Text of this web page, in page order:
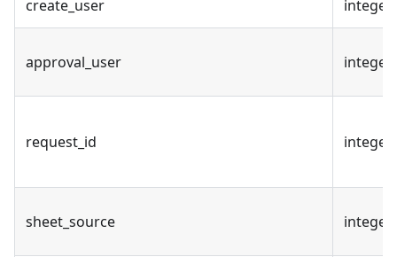
create_user integer
approval_user integer
request_id integer
sheet_source integer